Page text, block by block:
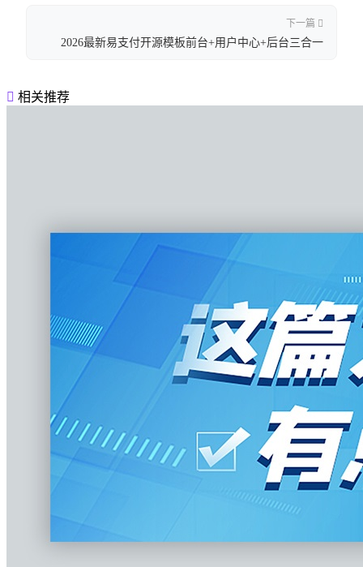
下一篇
2026最新易支付开源模板前台+用户中心+后台三合一
相关推荐